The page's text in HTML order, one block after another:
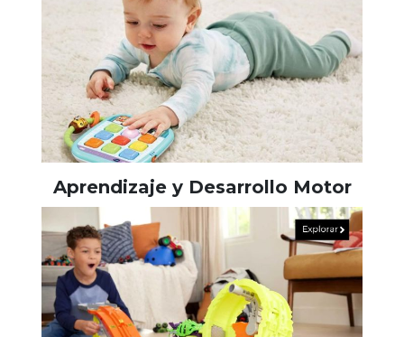
Aprendizaje y Desarrollo Motor